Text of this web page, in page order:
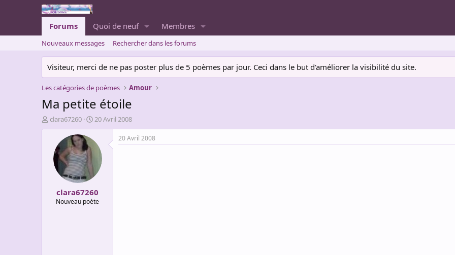
Forums Quoi de neuf Membres
Nouveaux messages Rechercher dans les forums
Visiteur, merci de ne pas poster plus de 5 poèmes par jour. Ceci dans le but d'améliorer la visibilité du site.
Les catégories de poèmes Amour
Ma petite étoile
A
u
clara67260
D
a
e
d
b
u
20 Avril 2008
clara67260
Nouveau poète
20 Avril 2008